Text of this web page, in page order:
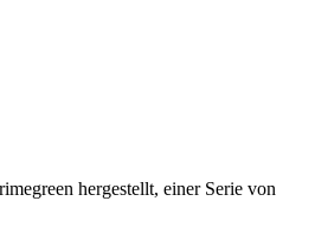
hergestellt, einer Serie von